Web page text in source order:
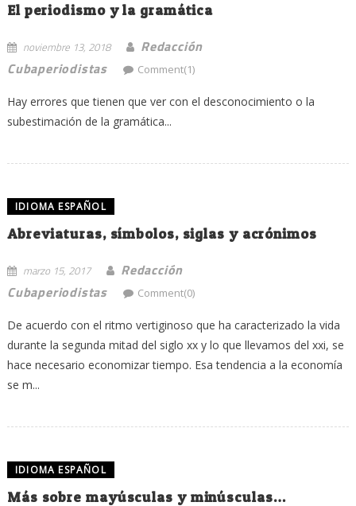
El periodismo y la gramática
noviembre 13, 2018
Redacción
Cubaperiodistas
Comment(1)
Hay errores que tienen que ver con el desconocimiento o la
subestimación de la gramática...
IDIOMA ESPAÑOL
Abreviaturas, símbolos, siglas y acrónimos
marzo 15, 2017
Redacción
Cubaperiodistas
Comment(0)
De acuerdo con el ritmo vertiginoso que ha caracterizado la vida
durante la segunda mitad del siglo xx y lo que llevamos del xxi, se
hace necesario economizar tiempo. Esa tendencia a la economía
se m...
IDIOMA ESPAÑOL
Más sobre mayúsculas y minúsculas…